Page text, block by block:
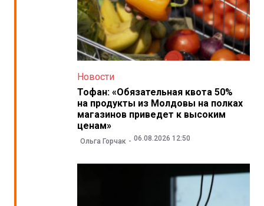
Новости
Тофан: «Обязательная квота 50%
на продукты из Молдовы на полках
магазинов приведет к высоким
ценам»
Ольга Горчак 06.08.2026 12:50